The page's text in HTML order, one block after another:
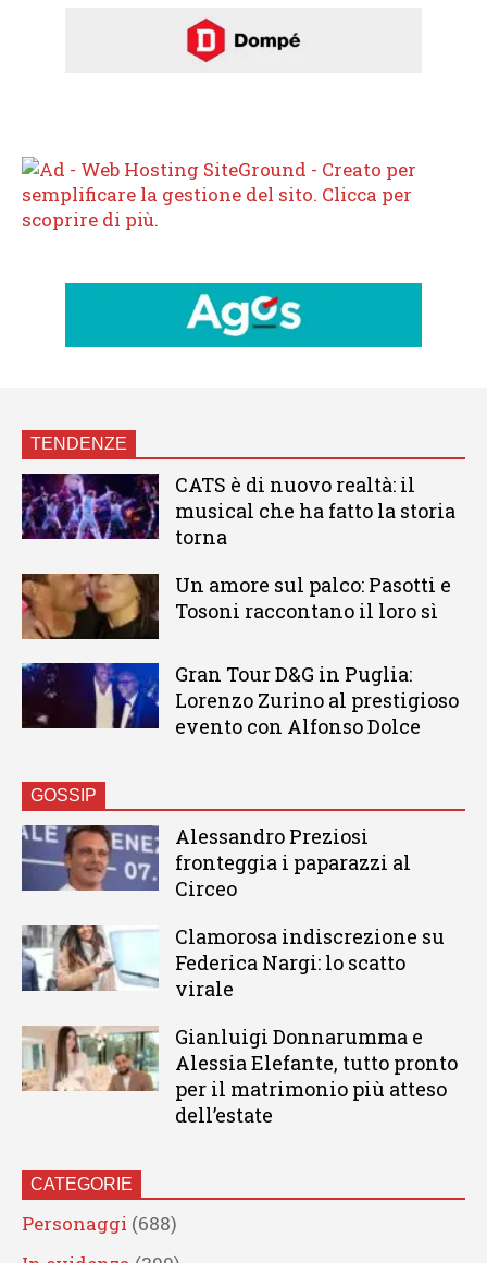
TENDENZE
CATS è di nuovo realtà: il
musical che ha fatto la storia
torna
Un amore sul palco: Pasotti e
Tosoni raccontano il loro sì
Gran Tour D&G in Puglia:
Lorenzo Zurino al prestigioso
evento con Alfonso Dolce
GOSSIP
Alessandro Preziosi
fronteggia i paparazzi al
Circeo
Clamorosa indiscrezione su
Federica Nargi: lo scatto
virale
Gianluigi Donnarumma e
Alessia Elefante, tutto pronto
per il matrimonio più atteso
dell’estate
CATEGORIE
Personaggi (688)